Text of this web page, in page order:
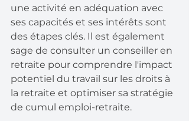
une activité en adéquation avec
ses capacités et ses intérêts sont
des étapes clés. Il est également
sage de consulter un conseiller en
retraite pour comprendre l'impact
potentiel du travail sur les droits à
la retraite et optimiser sa stratégie
de cumul emploi-retraite.